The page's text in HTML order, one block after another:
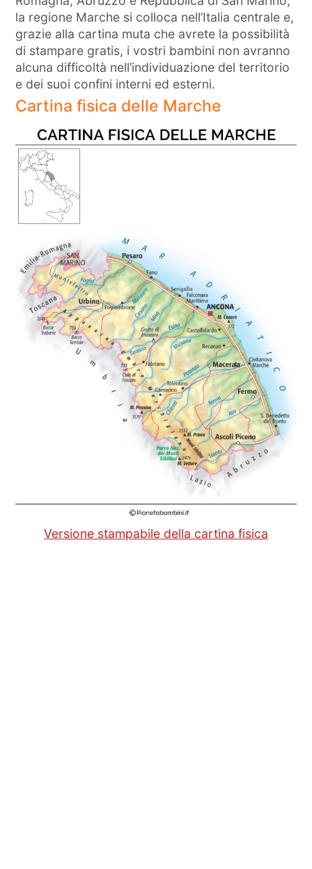
la regione Marche si colloca nell’Italia centrale e,
grazie alla cartina muta che avrete la possibilità
di stampare gratis, i vostri bambini non avranno
alcuna difficoltà nell’individuazione del territorio
e dei suoi confini interni ed esterni.
Cartina fisica delle Marche
Versione stampabile della cartina fisica